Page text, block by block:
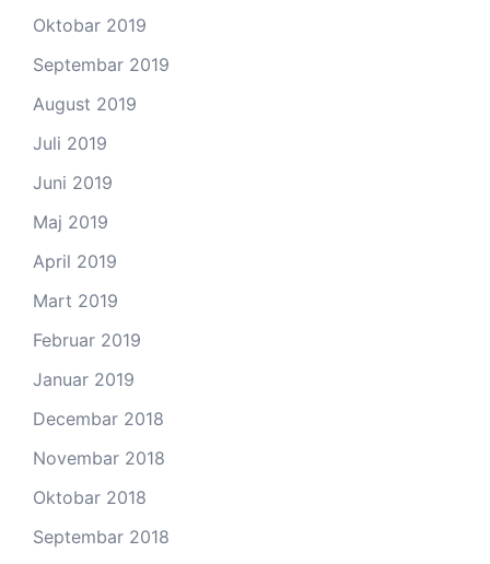
Oktobar 2019
Septembar 2019
August 2019
Juli 2019
Juni 2019
Maj 2019
April 2019
Mart 2019
Februar 2019
Januar 2019
Decembar 2018
Novembar 2018
Oktobar 2018
Septembar 2018